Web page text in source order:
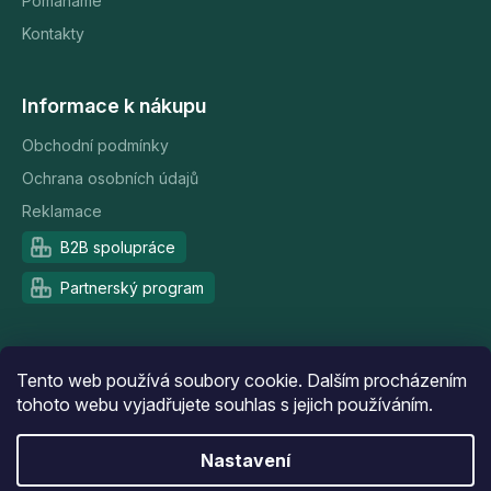
Tento web používá soubory cookie. Dalším procházením
tohoto webu vyjadřujete souhlas s jejich používáním.
Nastavení
Kontakty
Informace k nákupu
Obchodní podmínky
Ochrana osobních údajů
Reklamace
B2B spolupráce
Partnerský program